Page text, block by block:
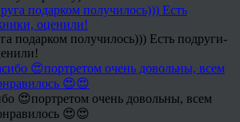
подарком получилось))) Есть подруги-
😍портретом очень довольны, всем
😍😍